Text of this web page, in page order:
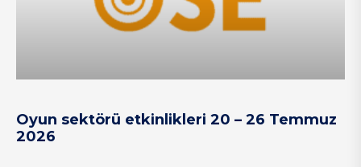
Oyun sektörü etkinlikleri 20 – 26 Temmuz
2026